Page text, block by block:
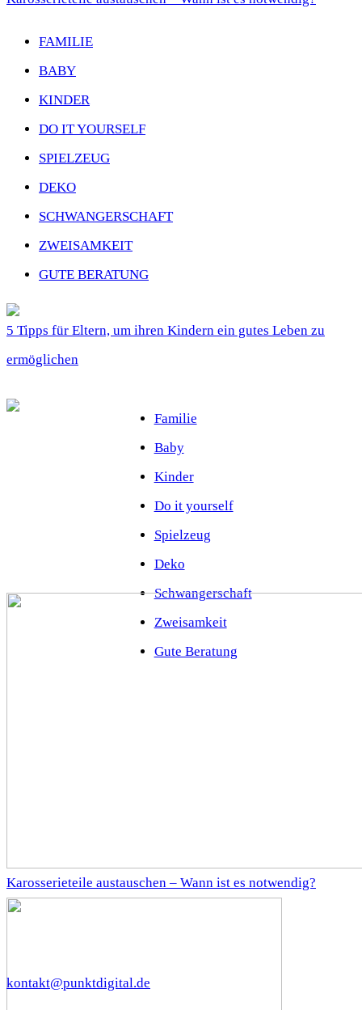
FAMILIE
BABY
KINDER
DO IT YOURSELF
SPIELZEUG
DEKO
SCHWANGERSCHAFT
ZWEISAMKEIT
GUTE BERATUNG
5 Tipps für Eltern, um ihren Kindern ein gutes Leben zu
ermöglichen
Familie
Baby
Kinder
Do it yourself
Spielzeug
Deko
Schwangerschaft
Zweisamkeit
Gute Beratung
Karosserieteile austauschen – Wann ist es notwendig?
kontakt@punktdigital.de